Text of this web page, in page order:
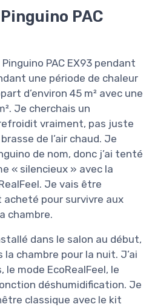
PAC
PAC EX93 pendant
une période de chaleur
d’environ 45 m² avec une
Je cherchais un
vraiment, pas juste
de l’air chaud. Je
de nom, donc j’ai tenté
« silencieux » avec la
Je vais être
acheté pour survivre aux
chambre.
dans le salon au début,
la chambre pour la nuit. J’ai
mode EcoRealFeel, le
déshumidification. Je
classique avec le kit